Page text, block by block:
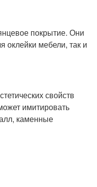
покрытие. Они
оклейки мебели, так и
свойств
имитировать
каменные